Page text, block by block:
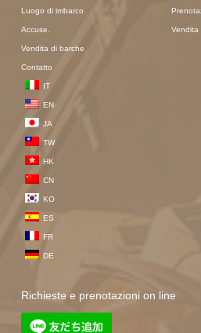
Luogo di imbarco
Accuse.
Vendita di barche
Contatto
IT
EN
JA
TW
HK
CN
KO
ES
FR
DE
Vendita
Richieste e prenotazioni on line